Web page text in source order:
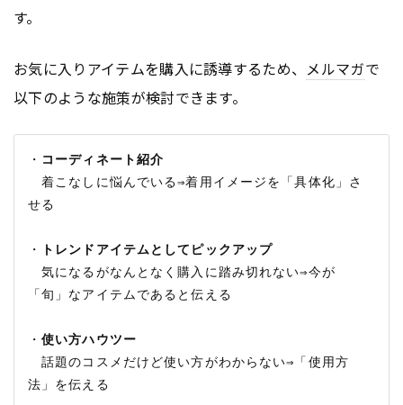
す。
お気に入りアイテムを購入に誘導するため、 メルマガで
以下のような施策が検討できます。
・ コーディネート紹介
着こなしに悩んでいる⇒着用イメージを「具体化」さ
せる
・
トレンドアイテムとしてピックアップ
気になるがなんとなく購入に踏み切れない⇒今が
「旬」なアイテムであると伝える
・使い方ハウツー
話題のコスメだけど使い方がわからない⇒「使用方
法」を伝える